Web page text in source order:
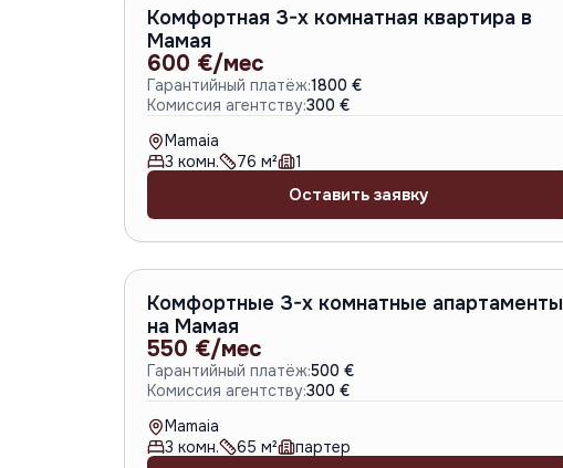
A-6695
Комфортная 3-х комнатная квартира в
Мамая
600 €/мес
Гарантийный платёж:1800 €
Комиссия агентству:300 €
Mamaia
3 комн. 76 м² 1
Оставить заявку
A-1564
Комфортные 3-х комнатные апартаменты
на Мамая
550 €/мес
Гарантийный платёж:500 €
Комиссия агентству:300 €
Mamaia
3 комн. 65 м² партер